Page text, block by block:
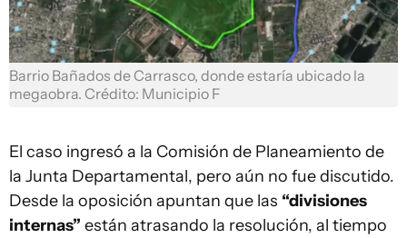
Barrio Bañados de Carrasco, donde estaría ubicado la
megaobra. Crédito: Municipio F
El caso ingresó a la Comisión de Planeamiento de
la Junta Departamental, pero aún no fue discutido.
Desde la oposición apuntan que las “divisiones
internas” están atrasando la resolución, al tiempo